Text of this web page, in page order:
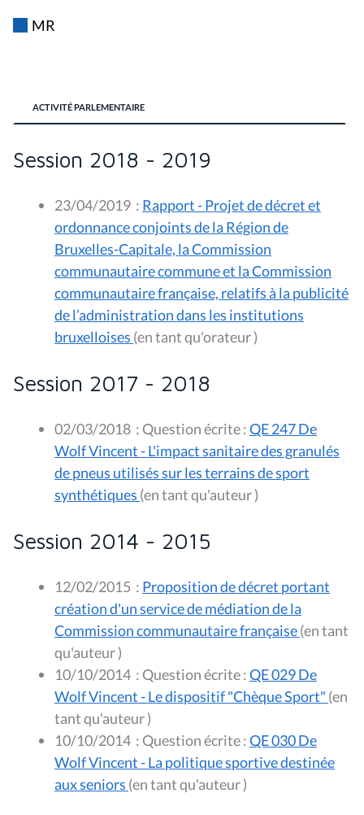
MR
ACTIVITÉ PARLEMENTAIRE
Session 2018 - 2019
23/04/2019 : Rapport - Projet de décret et
ordonnance conjoints de la Région de
Bruxelles-Capitale, la Commission
communautaire commune et la Commission
communautaire française, relatifs à la publicité
de l’administration dans les institutions
bruxelloises
(en tant qu'orateur )
Session 2017 - 2018
02/03/2018 : Question écrite :QE 247 De
Wolf Vincent - L'impact sanitaire des granulés
de pneus utilisés sur les terrains de sport
synthétiques
(en tant qu'auteur )
Session 2014 - 2015
12/02/2015 : Proposition de décret portant
création d'un service de médiation de la
Commission communautaire française(en tant
qu'auteur )
10/10/2014 : Question écrite :QE 029 De
Wolf Vincent - Le dispositif "Chèque Sport" (en
tant qu'auteur )
10/10/2014 : Question écrite :QE 030 De
Wolf Vincent - La politique sportive destinée
aux seniors
(en tant qu'auteur )